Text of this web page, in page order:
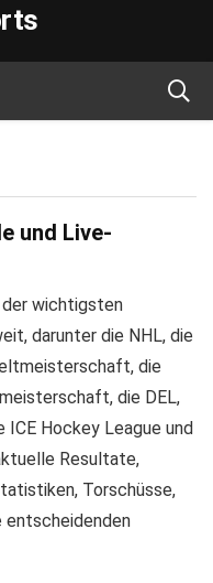
und Live-
der wichtigsten
darunter die NHL, die
die
die DEL,
Hockey League und
Resultate,
Torschüsse,